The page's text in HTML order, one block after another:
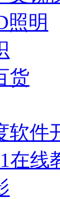
照明
货
软件
在线